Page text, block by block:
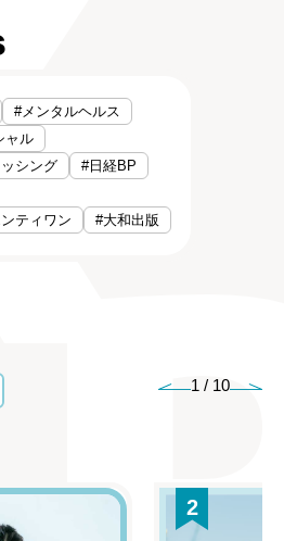
#メンタルヘルス
ャル
シング
#日経BP
ティワン
#大和出版
1 / 10
2